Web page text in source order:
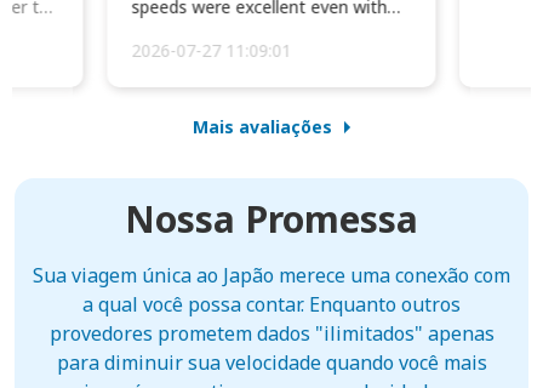
to
speeds were excellent even with
2026-07-27 11:09:01
Mais avaliações
Nossa Promessa
Sua viagem única ao Japão merece uma conexão com
a qual você possa contar. Enquanto outros
provedores prometem dados "ilimitados" apenas
para diminuir sua velocidade quando você mais